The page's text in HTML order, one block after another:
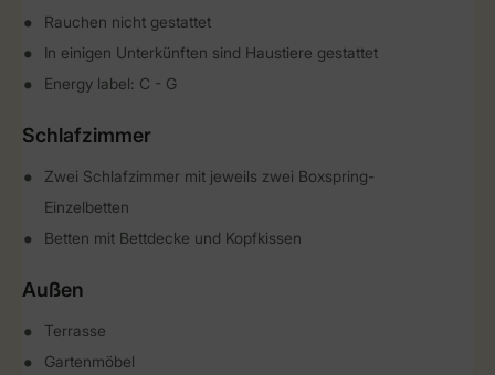
Rauchen nicht gestattet
In einigen Unterkünften sind Haustiere gestattet
Energy label: C - G
Schlafzimmer
Zwei Schlafzimmer mit jeweils zwei Boxspring-
Einzelbetten
Betten mit Bettdecke und Kopfkissen
Außen
Terrasse
Gartenmöbel